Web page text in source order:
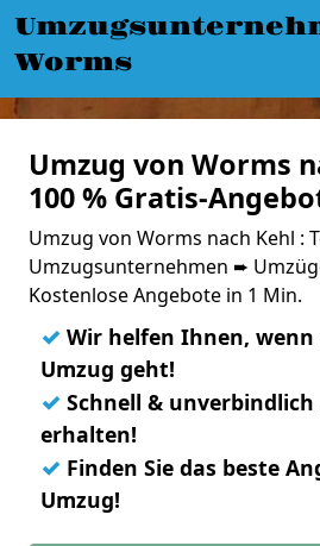
Worms
Umzug von Worms
100 % Gratis-
Umzug von Worms nach Kehl :
Umzugsunternehmen ➨
Kostenlose Angebote in 1 Min.
✓ Wir helfen Ihnen,
Umzug geht!
✓ Schnell &
erhalten!
✓ Finden Sie das beste
Umzug!